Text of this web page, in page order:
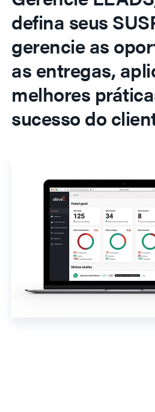
defina seus
gerencie as
as entregas,
melhores
sucesso do